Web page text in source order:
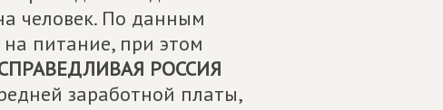
человек. По данным
питание, при этом
РОССИЯ
заработной платы,